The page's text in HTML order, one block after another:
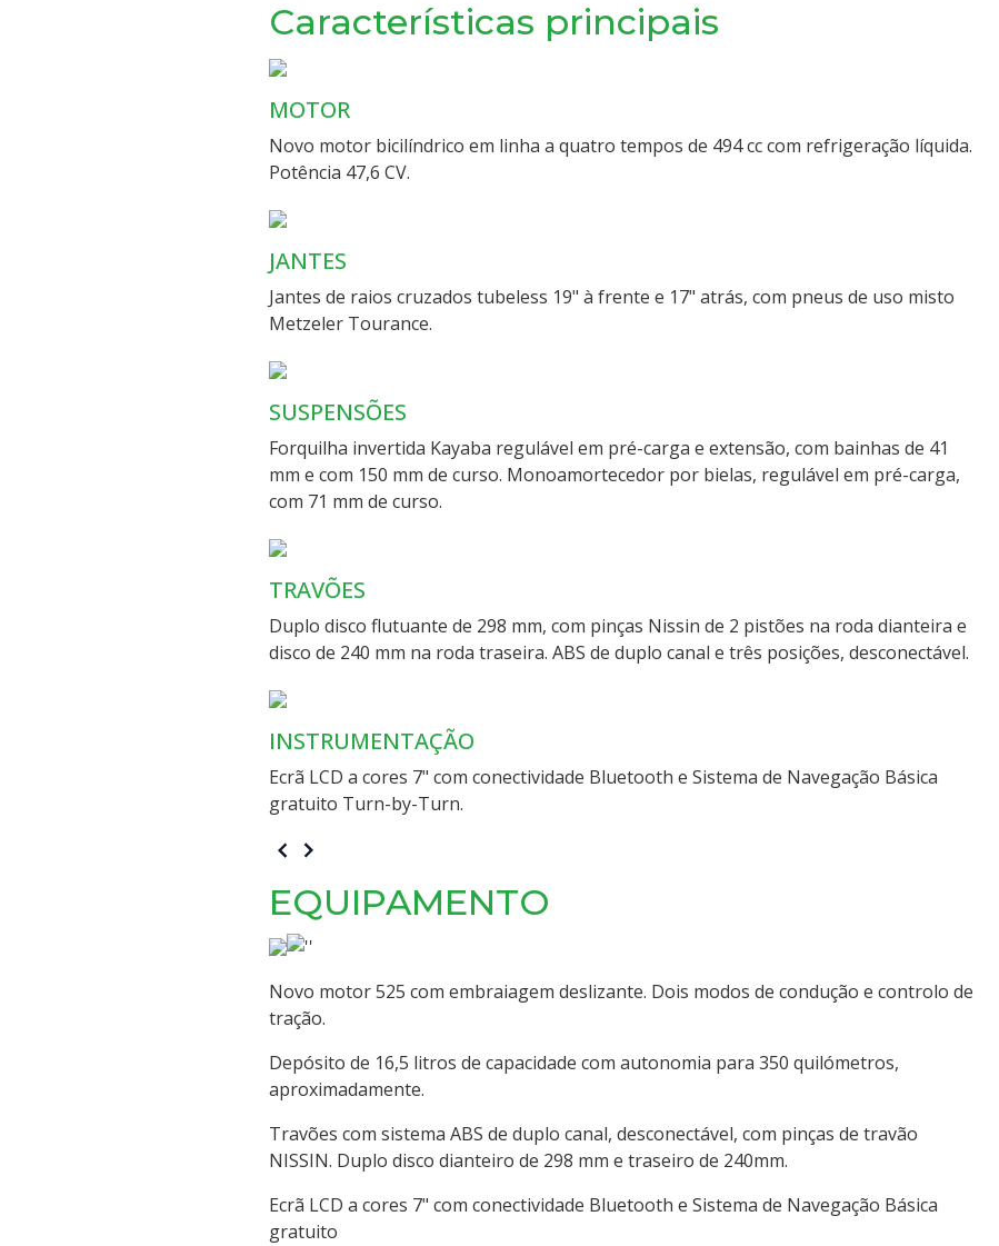
Características principais
MOTOR
Novo motor bicilíndrico em linha a quatro tempos de 494 cc com refrigeração líquida.
Potência 47,6 CV.
JANTES
Jantes de raios cruzados tubeless 19" à frente e 17" atrás, com pneus de uso misto
Metzeler Tourance.
SUSPENSÕES
Forquilha invertida Kayaba regulável em pré-carga e extensão, com bainhas de 41
mm e com 150 mm de curso. Monoamortecedor por bielas, regulável em pré-carga,
com 71 mm de curso.
TRAVÕES
Duplo disco flutuante de 298 mm, com pinças Nissin de 2 pistões na roda dianteira e
disco de 240 mm na roda traseira. ABS de duplo canal e três posições, desconectável.
INSTRUMENTAÇÃO
Ecrã LCD a cores 7" com conectividade Bluetooth e Sistema de Navegação Básica
gratuito Turn-by-Turn.
EQUIPAMENTO
Novo motor 525 com embraiagem deslizante. Dois modos de condução e controlo de
tração.
Depósito de 16,5 litros de capacidade com autonomia para 350 quilómetros,
aproximadamente.
Travões com sistema ABS de duplo canal, desconectável, com pinças de travão
NISSIN. Duplo disco dianteiro de 298 mm e traseiro de 240mm.
Ecrã LCD a cores 7" com conectividade Bluetooth e Sistema de Navegação Básica
gratuito